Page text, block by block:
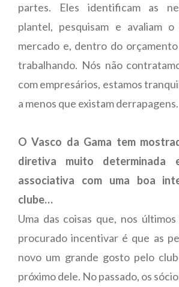
partes. Eles identificam as
plantel, pesquisam e avaliam
mercado e, dentro do
trabalhando. Nós não
com empresários, estamos
a menos que existam derrapagens.
O Vasco da Gama tem
diretiva muito determinada
associativa com uma boa
clube…
Uma das coisas que, nos
procurado incentivar é que as
novo um grande gosto pelo
próximo dele. No passado, os